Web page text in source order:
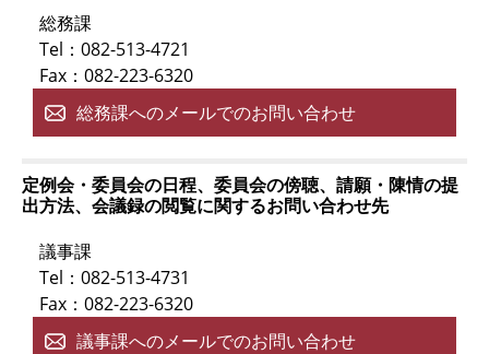
総務課
Tel：082-513-4721
Fax：082-223-6320
総務課へのメールでのお問い合わせ
定例会・委員会の日程、委員会の傍聴、請願・陳情の提
出方法、会議録の閲覧に関するお問い合わせ先
議事課
Tel：082-513-4731
Fax：082-223-6320
議事課へのメールでのお問い合わせ